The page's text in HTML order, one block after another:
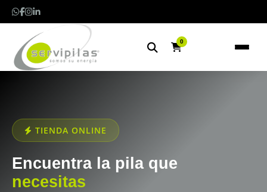
0
TIENDA ONLINE
Encuentra la pila que
necesitas